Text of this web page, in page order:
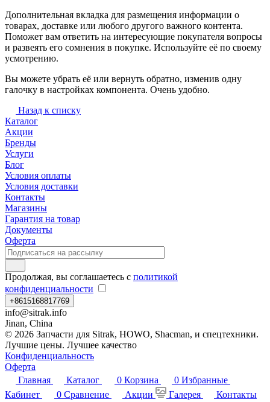
Дополнительная вкладка для размещения информации о
товарах, доставке или любого другого важного контента.
Поможет вам ответить на интересующие покупателя вопросы
и развеять его сомнения в покупке. Используйте её по своему
усмотрению.
Вы можете убрать её или вернуть обратно, изменив одну
галочку в настройках компонента. Очень удобно.
Назад к списку
Каталог
Акции
Бренды
Услуги
Блог
Условия оплаты
Условия доставки
Контакты
Магазины
Гарантия на товар
Документы
Оферта
Продолжая, вы соглашаетесь с политикой
конфиденциальности
+8615168817769
info@sitrak.info
Jinan, China
© 2026 Запчасти для Sitrak, HOWO, Shacman, и спецтехники.
Лучшие цены. Лучшее качество
Конфиденциальность
Оферта
Главная
Каталог 0 Корзина 0 Избранные
Кабинет
0 Сравнение Акции Галерея Контакты